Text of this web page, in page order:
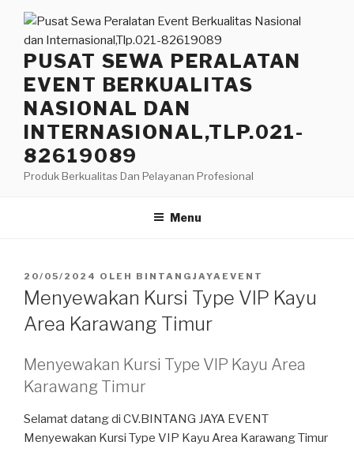
Lompat
konten
PUSAT SEWA PERALATAN
EVENT BERKUALITAS
NASIONAL DAN
INTERNASIONAL,TLP.021-
82619089
Produk Berkualitas Dan Pelayanan Profesional
Menu
DIPOSKAN
PADA
20/05/2024 OLEH BINTANGJAYAEVENT
Menyewakan Kursi Type VIP Kayu
Area Karawang Timur
Menyewakan Kursi Type VIP Kayu Area
Karawang Timur
Selamat datang di CV.BINTANG JAYA EVENT
Menyewakan Kursi Type VIP Kayu Area Karawang Timur